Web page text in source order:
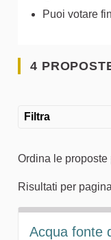
Puoi votare
4
Filtra
Ordina le proposte
Risultati per
Acqua fonte